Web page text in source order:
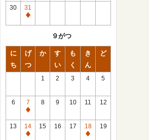
館
日
30
31
休
９がつ
に
ち
げ
つ
か
す
い
も
く
き
ん
ど
1 2 3 4 5
6
7
休
館
日
8 9 10 11 12
13
14
休
15 16 17
18
休
19